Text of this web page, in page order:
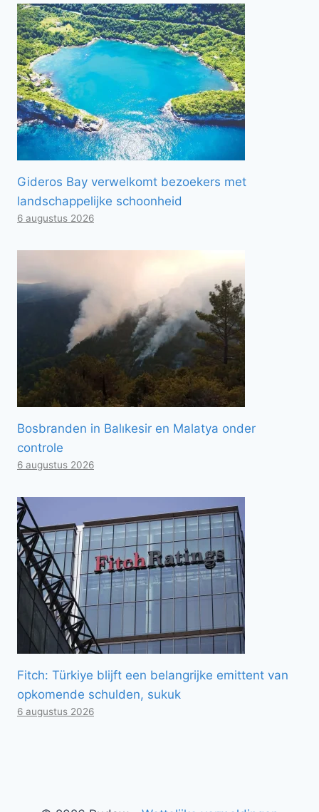
Gideros Bay verwelkomt bezoekers met
landschappelijke schoonheid
6 augustus 2026
Bosbranden in Balıkesir en Malatya onder
controle
6 augustus 2026
Fitch: Türkiye blijft een belangrijke emittent van
opkomende schulden, sukuk
6 augustus 2026